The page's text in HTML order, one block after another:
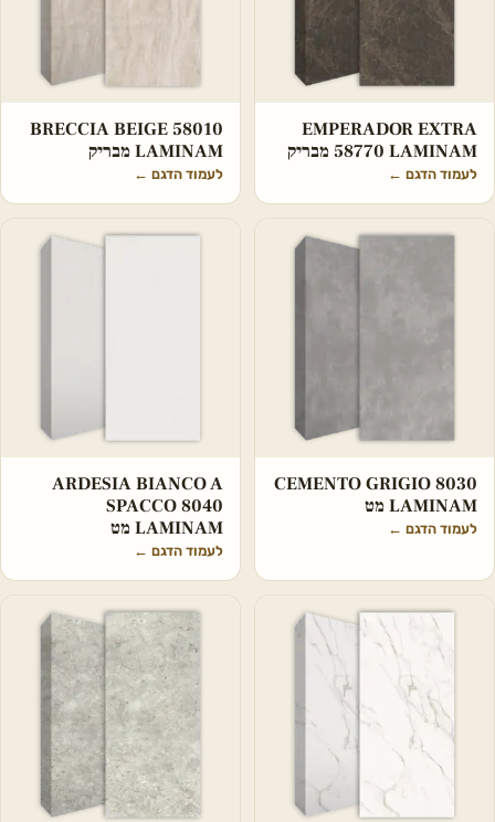
‏‏EMPERADOR EXTRA
58770 LAMINAM מבריק
לעמוד הדגם ←
‏‏BRECCIA BEIGE 58010
LAMINAM מבריק
לעמוד הדגם ←
CEMENTO GRIGIO 8030
LAMINAM מט
לעמוד הדגם ←
ARDESIA BIANCO A
SPACCO 8040
LAMINAM מט
לעמוד הדגם ←